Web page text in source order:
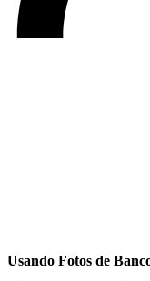
Usando Fotos de‍